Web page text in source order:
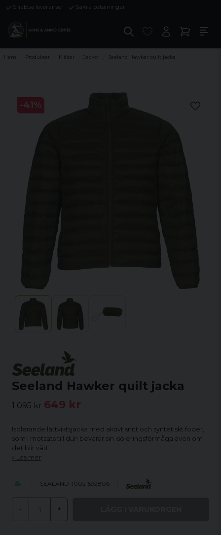
Snabba leveranser Säkra betalningar
Hem Produkter Kläder Jackor Seeland Hawker quilt jacka
-41%
Seeland Hawker quilt jacka
1 095 kr649 kr
Isolerande lättviktsjacka med aktivt snitt och syntetiskt foder,
som i motsats till dun bevarar sin isoleringsförmåga även om
det blir vått.
Läs mer
SEALAND-10021592806
- +